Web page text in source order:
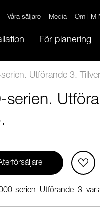
Våra säljare Media Om FM
För planering
Utförande 3.
serien.